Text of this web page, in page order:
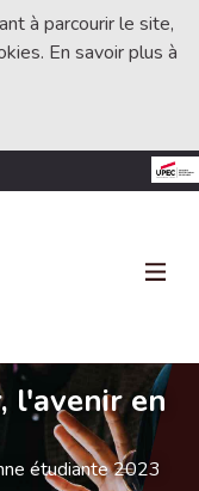
à parcourir le site,
En savoir plus à
externe)
l'avenir en
étudiante 2023